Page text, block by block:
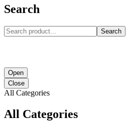
Search
Search
Open
Close
All Categories
All Categories